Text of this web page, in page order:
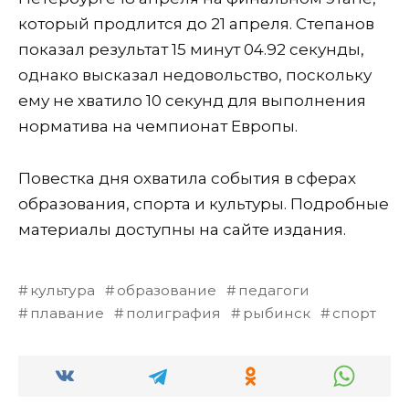
который продлится до 21 апреля. Степанов
показал результат 15 минут 04.92 секунды,
однако высказал недовольство, поскольку
ему не хватило 10 секунд для выполнения
норматива на чемпионат Европы.
Повестка дня охватила события в сферах
образования, спорта и культуры. Подробные
материалы доступны на сайте издания.
культура образование
педагоги
плавание
полиграфия рыбинск спорт